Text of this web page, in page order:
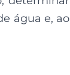
água e, ao